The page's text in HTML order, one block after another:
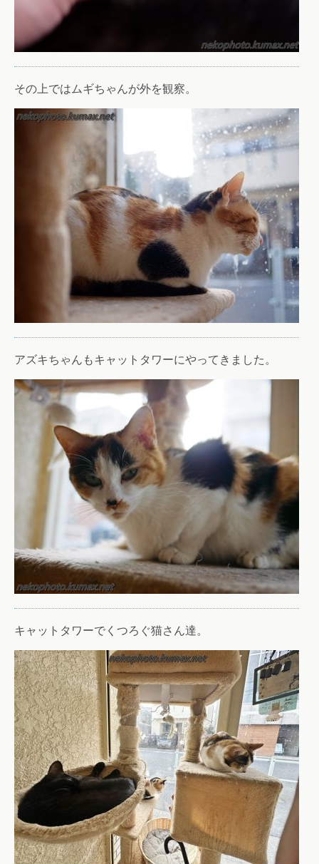
その上ではムギちゃんが外を観察。
アズキちゃんもキャットタワーにやってきました。
キャットタワーでくつろぐ猫さん達。